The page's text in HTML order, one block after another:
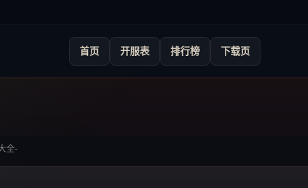
首页 开服表 排行榜 下载页
全-